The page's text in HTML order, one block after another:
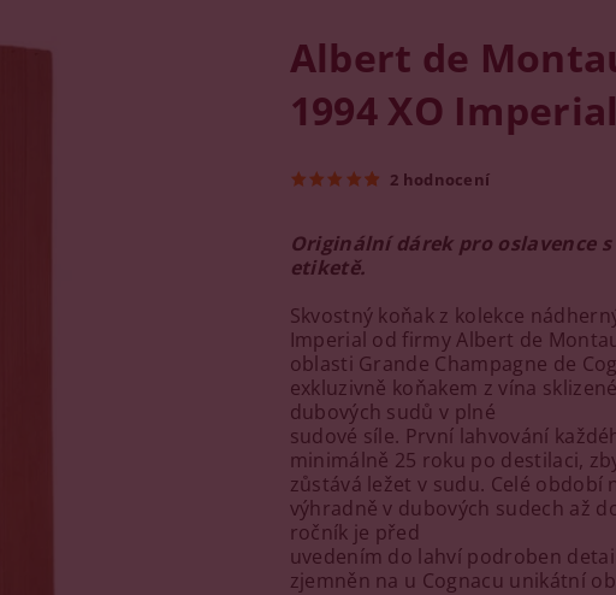
Albert de
1994 XO
2 hodnocení
Originální dárek pro oslavence
etiketě.
Skvostný koňak z kolekce
Imperial od firmy Albert de
oblasti Grande Champagne de
exkluzivně koňakem z vína
dubových sudů v plné
sudové síle. První lahvování
minimálně 25 roku po destilaci,
zůstává ležet v sudu. Celé
výhradně v dubových sudech až
ročník je před
uvedením do lahví podroben
zjemněn na u Cognacu unikátní